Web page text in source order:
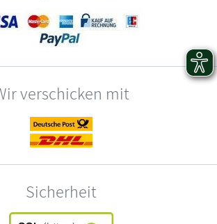
verschicken mit
Sicherheit